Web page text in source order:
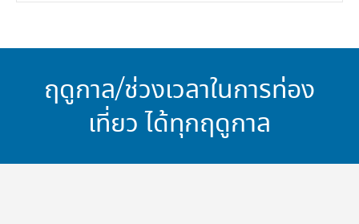
ฤดูกาล/ช่วงเวลาในการท่อง
เที่ยว ได้ทุกฤดูกาล